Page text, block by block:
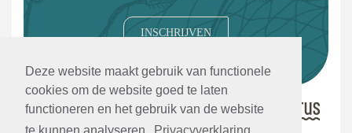
Deze website maakt gebruik van functionele
cookies om de website goed te laten
functioneren en het gebruik van de website
INSCHRIJVEN